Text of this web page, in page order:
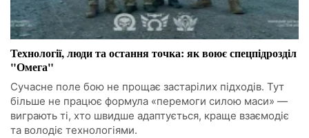
Технології, люди та остання точка: як воює спецпідрозділ
"Омега"
Сучасне поле бою не прощає застарілих підходів. Тут
більше не працює формула «перемоги силою маси» —
виграють ті, хто швидше адаптується, краще взаємодіє
та володіє технологіями.